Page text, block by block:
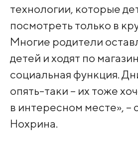
технологии, которые
посмотреть только в
Многие родители
детей и ходят по
социальная функция.
опять-таки – их тоже
в интересном месте», –
Нохрина.